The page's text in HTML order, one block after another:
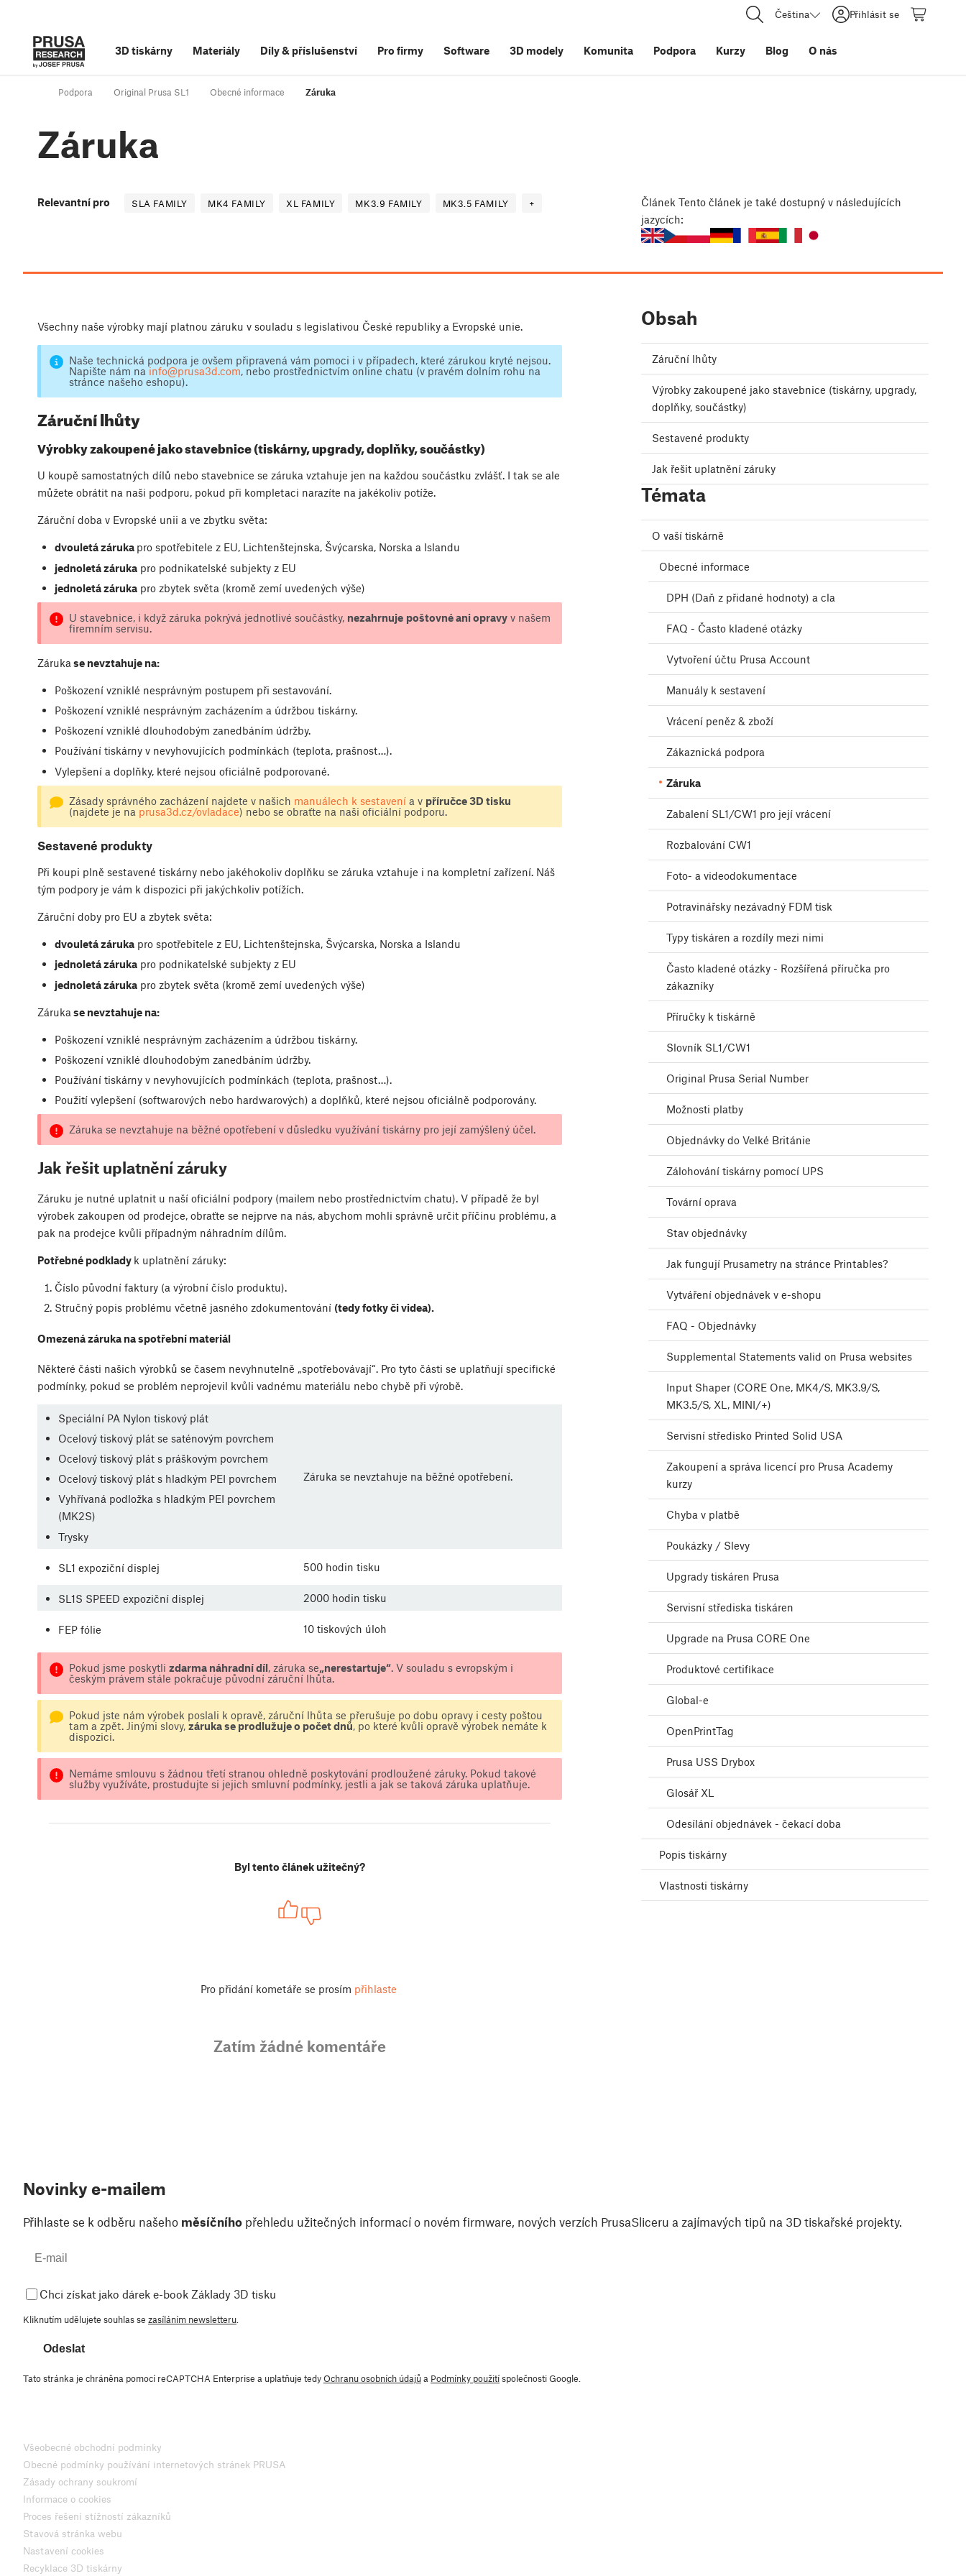
Čeština Přihlásit se
3D tiskárny Materiály Díly& příslušenství Pro firmy Software 3D modely Komunita Podpora Kurzy Blog O nás
Podpora Original Prusa SL1 Obecné informace Záruka
Záruka
Relevantní pro SLA FAMILY MK4 FAMILY XL FAMILY MK3.9 FAMILY MK3.5 FAMILY + Článek Tento článek je také dostupný v následujících
jazycích:
Všechny naše výrobky mají platnou záruku v souladu s legislativou České republiky a Evropské unie.
Naše technická podpora je ovšem připravená vám pomoci i v případech, které zárukou kryté nejsou.
Napište nám nainfo@prusa3d.com, nebo prostřednictvím online chatu (v pravém dolním rohu na
stránce našeho eshopu).
Záruční lhůty
Výrobky zakoupené jako stavebnice (tiskárny, upgrady, doplňky, součástky)
U koupě samostatných dílů nebo stavebnice se záruka vztahuje jen na každou součástku zvlášť. I tak se ale
můžete obrátit na naši podporu, pokud při kompletaci narazíte na jakékoliv potíže.
Záruční doba v Evropské unii a ve zbytku světa:
dvouletá záruka pro spotřebitele z EU, Lichtenštejnska, Švýcarska, Norska a Islandu
jednoletá zárukapro podnikatelské subjekty z EU
jednoletá zárukapro zbytek světa (kromě zemí uvedených výše)
U stavebnice, i když záruka pokrývá jednotlivé součástky, nezahrnuje poštovné ani opravyv našem
firemním servisu.
Záruka se nevztahuje na:
Poškození vzniklé nesprávným postupem při sestavování.
Poškození vzniklé nesprávným zacházením a údržbou tiskárny.
Poškození vzniklé dlouhodobým zanedbáním údržby.
Používání tiskárny v nevyhovujících podmínkách (teplota, prašnost…).
Vylepšení a doplňky, které nejsou oficiálně podporované.
Zásady správného zacházení najdete v našich manuálech k sestavenía v příručce 3D tisku
(najdete je na prusa3d.cz/ovladace) nebo se obraťte na naši oficiální podporu.
Sestavené produkty
Při koupi plně sestavené tiskárny nebo jakéhokoliv doplňku se záruka vztahuje i na kompletní zařízení. Náš
tým podpory je vám k dispozici při jakýchkoliv potížích.
Záruční doby pro EU a zbytek světa:
dvouletá zárukapro spotřebitele z EU, Lichtenštejnska, Švýcarska, Norska a Islandu
jednoletá zárukapro podnikatelské subjekty z EU
jednoletá zárukapro zbytek světa (kromě zemí uvedených výše)
Záruka se nevztahuje na:
Poškození vzniklé nesprávným zacházením a údržbou tiskárny.
Poškození vzniklé dlouhodobým zanedbáním údržby.
Používání tiskárny v nevyhovujících podmínkách (teplota, prašnost…).
Použití vylepšení (softwarových nebo hardwarových) a doplňků, které nejsou oficiálně podporovány.
Záruka se nevztahuje na běžné opotřebení v důsledku využívání tiskárny pro její zamýšlený účel.
Jak řešit uplatnění záruky
Záruku je nutné uplatnit u naší oficiální podpory (mailem nebo prostřednictvím chatu). V případě že byl
výrobek zakoupen od prodejce, obraťte se nejprve na nás, abychom mohli správně určit příčinu problému, a
pak na prodejce kvůli případným náhradním dílům.
Potřebné podklady k uplatnění záruky:
Číslo původní faktury (a výrobní číslo produktu).
Stručný popis problému včetně jasného zdokumentování (tedy fotky či videa).
Omezená záruka na spotřební materiál
Některé části našich výrobků se časem nevyhnutelně „spotřebovávají“. Pro tyto části se uplatňují specifické
podmínky, pokud se problém neprojevil kvůli vadnému materiálu nebo chybě při výrobě.
Speciální PA Nylon tiskový plát
Ocelový tiskový plát se saténovým povrchem
Ocelový tiskový plát s práškovým povrchem
Ocelový tiskový plát s hladkým PEI povrchem
Vyhřívaná podložka s hladkým PEI povrchem
(MK2S)
Trysky
Záruka se nevztahuje na běžné opotřebení.
SL1 expoziční displej 500 hodin tisku
SL1S SPEED expoziční displej 2000 hodin tisku
FEP fólie 10 tiskových úloh
Pokud jsme poskytli zdarma náhradní díl, záruka se„nerestartuje“. V souladu s evropským i
českým právem stále pokračuje původní záruční lhůta.
Pokud jste nám výrobek poslali k opravě, záruční lhůta se přerušuje po dobu opravy i cesty poštou
tam a zpět. Jinými slovy, záruka se prodlužuje o počet dnů, po které kvůli opravě výrobek nemáte k
dispozici.
Nemáme smlouvu s žádnou třetí stranou ohledně poskytování prodloužené záruky. Pokud takové
služby využíváte, prostudujte si jejich smluvní podmínky, jestli a jak se taková záruka uplatňuje.
Byl tento článek užitečný?
Pro přidání kometáře se prosím přihlaste
Zatím žádné komentáře
Obsah
Záruční lhůty
Výrobky zakoupené jako stavebnice (tiskárny, upgrady,
doplňky, součástky)
Sestavené produkty
Jak řešit uplatnění záruky
Témata
O vaší tiskárně
Obecné informace
DPH (Daň z přidané hodnoty) a cla
FAQ - Často kladené otázky
Vytvoření účtu Prusa Account
Manuály k sestavení
Vrácení peněz & zboží
Zákaznická podpora
Záruka
Zabalení SL1/CW1 pro její vrácení
Rozbalování CW1
Foto- a videodokumentace
Potravinářsky nezávadný FDM tisk
Typy tiskáren a rozdíly mezi nimi
Často kladené otázky - Rozšířená příručka pro
zákazníky
Příručky k tiskárně
Slovník SL1/CW1
Original Prusa Serial Number
Možnosti platby
Objednávky do Velké Británie
Zálohování tiskárny pomocí UPS
Tovární oprava
Stav objednávky
Jak fungují Prusametry na stránce Printables?
Vytváření objednávek v e-shopu
FAQ - Objednávky
Supplemental Statements valid on Prusa websites
Input Shaper (CORE One, MK4/S, MK3.9/S,
MK3.5/S, XL, MINI/+)
Servisní středisko Printed Solid USA
Zakoupení a správa licencí pro Prusa Academy
kurzy
Chyba v platbě
Poukázky / Slevy
Upgrady tiskáren Prusa
Servisní střediska tiskáren
Upgrade na Prusa CORE One
Produktové certifikace
Global-e
OpenPrintTag
Prusa USS Drybox
Glosář XL
Odesílání objednávek - čekací doba
Popis tiskárny
Vlastnosti tiskárny
Novinky e-mailem
Přihlaste se k odběru našeho měsíčního přehledu užitečných informací o novém firmware, nových verzích PrusaSliceru a zajímavých tipů na 3D tiskařské projekty.
Chci získat jako dárek e-book Základy 3D tisku
Kliknutím udělujete souhlas se zasíláním newsletteru
Odeslat
Tato stránka je chráněna pomocí reCAPTCHA Enterprise a uplatňuje tedyOchranu osobních údajůa Podmínky použitíspolečnosti Google.
Všeobecné obchodní podmínky
Obecné podmínky používání internetových stránek PRUSA
Zásady ochrany soukromí
Informace o cookies
Proces řešení stížností zákazníků
Stavová stránka webu
Nastavení cookies
Recyklace 3D tiskárny